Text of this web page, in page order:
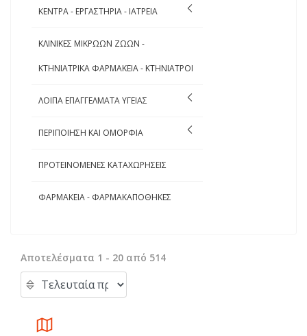
ΚΕΝΤΡΑ - ΕΡΓΑΣΤΗΡΙΑ - ΙΑΤΡΕΙΑ
ΚΛΙΝΙΚΕΣ ΜΙΚΡΩΩΝ ΖΩΩΝ -
ΚΤΗΝΙΑΤΡΙΚΑ ΦΑΡΜΑΚΕΙΑ - ΚΤΗΝΙΑΤΡΟΙ
ΛΟΙΠΑ ΕΠΑΓΓΕΛΜΑΤΑ ΥΓΕΙΑΣ
ΠΕΡΙΠΟΙΗΣΗ ΚΑΙ ΟΜΟΡΦΙΑ
ΠΡΟΤΕΙΝΟΜΕΝΕΣ ΚΑΤΑΧΩΡΗΣΕΙΣ
ΦΑΡΜΑΚΕΙΑ - ΦΑΡΜΑΚΑΠΟΘΗΚΕΣ
Αποτελέσματα 1 - 20 από 514